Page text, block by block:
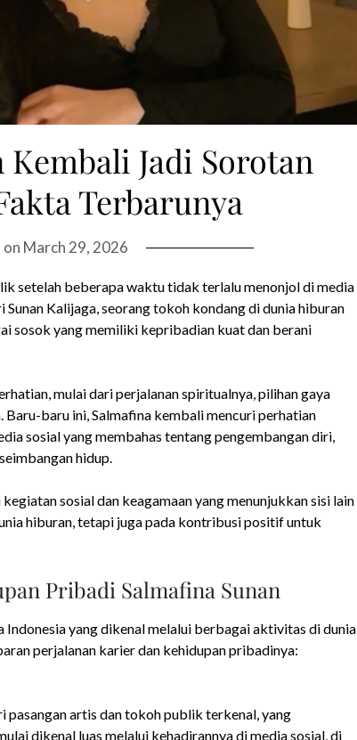
Kembali Jadi Sorotan
Terbarunya
on March 29, 2026
setelah beberapa waktu tidak terlalu menonjol di media
Kalijaga, seorang tokoh kondang di dunia hiburan
sosok yang memiliki kepribadian kuat dan berani
mulai dari perjalanan spiritualnya, pilihan gaya
baru ini, Salmafina kembali mencuri perhatian
sosial yang membahas tentang pengembangan diri,
hidup.
sosial dan keagamaan yang menunjukkan sisi lain
hiburan, tetapi juga pada kontribusi positif untuk
Pribadi Salmafina Sunan
Indonesia yang dikenal melalui berbagai aktivitas di dunia
perjalanan karier dan kehidupan pribadinya:
pasangan artis dan tokoh publik terkenal, yang
dikenal luas melalui kehadirannya di media sosial, di